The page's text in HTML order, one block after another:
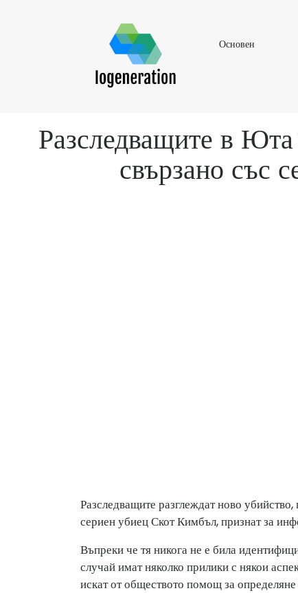
ОсновенОсновен
Разследващите в Юта
свързано със
Разследващите разглеждат ново
сериен убиец Скот Кимбъл, признат за
Въпреки че тя никога не е била
случай имат няколко прилики с някои
искат от обществото помощ за